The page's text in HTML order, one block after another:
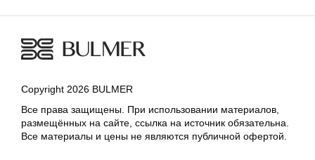
ДОБАВИТЬ В КОРЗИНУ
36
37
Copyright 2026 BULMER
Все права защищены. При использовании материалов,
размещённых на сайте, ссылка на источник обязательна.
Все материалы и цены не являются публичной офертой.